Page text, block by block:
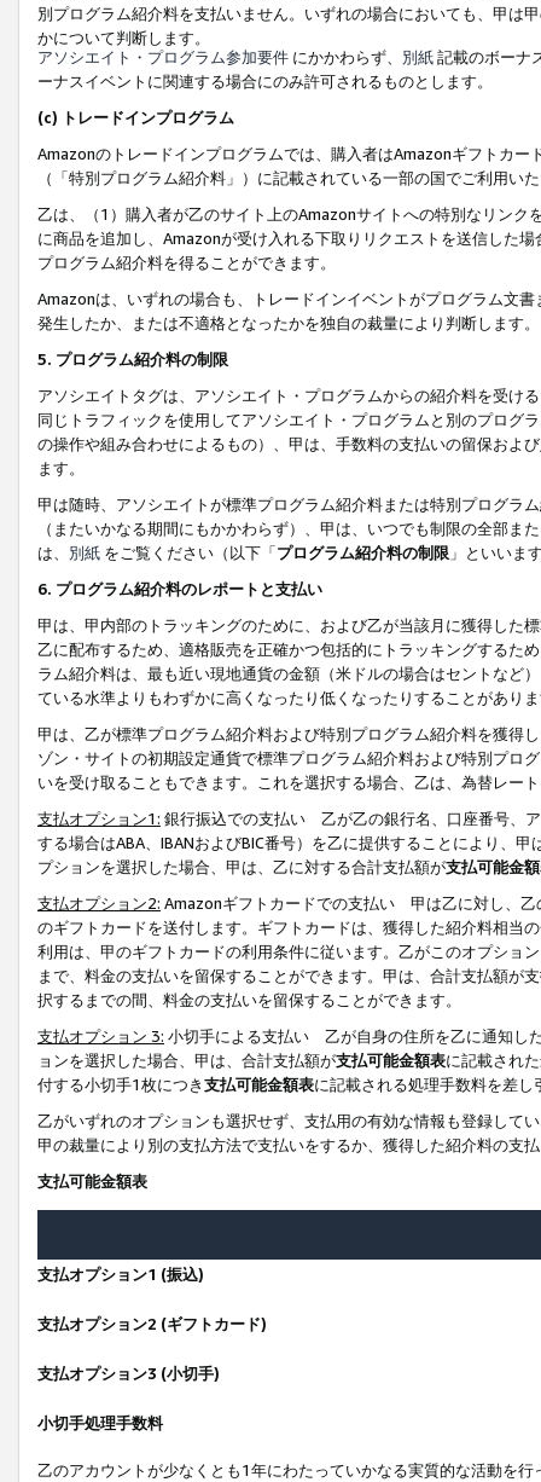
別プログラム紹介料を支払いません。いずれの場合においても、甲は
かについて判断します。
アソシエイト・プログラム参加要件 にかかわらず、 別紙記載のボーナ
ーナスイベントに関連する場合にのみ許可されるものとします。
(c) トレードインプログラム
Amazonのトレードインプログラムでは、購入者はAmazonギフトカ
（「特別プログラム紹介料」）に記載されている一部の国でご利用い
乙は、（1）購入者が乙のサイト上のAmazonサイトへの特別なリン
に商品を追加し、Amazonが受け入れる下取りリクエストを送信した
プログラム紹介料を得ることができます。
Amazonは、いずれの場合も、トレードインイベントがプログラム文
発生したか、または不適格となったかを独自の裁量により判断します。
5. プログラム紹介料の制限
アソシエイトタグは、アソシエイト・プログラムからの紹介料を受け
同じトラフィックを使用してアソシエイト・プログラムと別のプログ
の操作や組み合わせによるもの）、甲は、手数料の支払いの留保およ
ます。
甲は随時、アソシエイトが標準プログラム紹介料または特別プログラ
（またいかなる期間にもかかわらず）、甲は、いつでも制限の全部
は、 別紙 をご覧ください（以下「プログラム紹介料の制限 」といいま
6. プログラム紹介料のレポートと支払い
甲は、甲内部のトラッキングのために、および乙が当該月に獲得した
乙に配布するため、適格販売を正確かつ包括的にトラッキングするた
ラム紹介料は、最も近い現地通貨の金額（米ドルの場合はセントなど
ている水準よりもわずかに高くなったり低くなったりすることがあり
甲は、乙が標準プログラム紹介料および特別プログラム紹介料を獲得
ゾン・サイトの初期設定通貨で標準プログラム紹介料および特別プロ
いを受け取ることもできます。これを選択する場合、乙は、為替レー
支払オプション1: 銀行振込での支払い 乙が乙の銀行名、口座番号、
する場合はABA、IBANおよびBIC番号）を乙に提供することにより、
プションを選択した場合、甲は、乙に対する合計支払額が支払可能金
支払オプション2: Amazonギフトカードでの支払い 甲は乙に対し、乙
のギフトカードを送付します。ギフトカードは、獲得した紹介料相当
利用は、甲のギフトカードの利用条件に従います。乙がこのオプショ
まで、料金の支払いを留保することができます。甲は、合計支払額が
択するまでの間、料金の支払いを留保することができます。
支払オプション 3: 小切手による支払い 乙が自身の住所を乙に通知し
ョンを選択した場合、甲は、合計支払額が支払可能金額表に記載され
付する小切手1枚につき支払可能金額表に記載される処理手数料を差し
乙がいずれのオプションも選択せず、支払用の有効な情報も登録して
甲の裁量により別の支払方法で支払いをするか、獲得した紹介料の支
支払可能金額表
支払オプション1 (振込)
支払オプション2 (ギフトカード)
支払オプション3 (小切手)
小切手処理手数料
乙のアカウントが少なくとも1年にわたっていかなる実質的な活動を